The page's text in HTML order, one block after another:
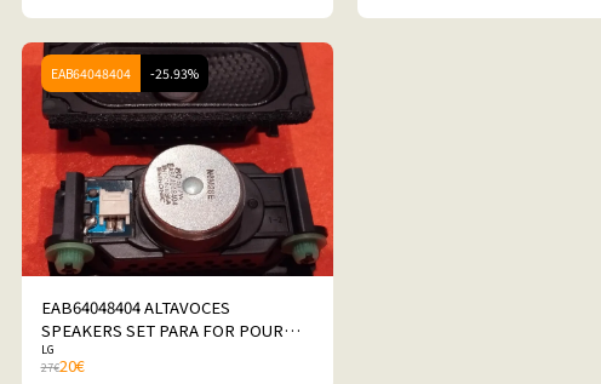
EAB64048404 -25.93%
EAB64048404 ALTAVOCES
SPEAKERS SET PARA FOR POUR
PERLG 32LM550BPLB
LG
27€20€